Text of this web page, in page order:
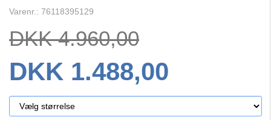
Varenr.: 76118395129
DKK 4.960,00
DKK 1.488,00